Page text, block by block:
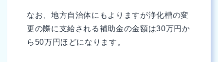
なお、地方自治体にもよりますが浄化槽の変
更の際に支給される補助金の金額は30万円か
ら50万円ほどになります。